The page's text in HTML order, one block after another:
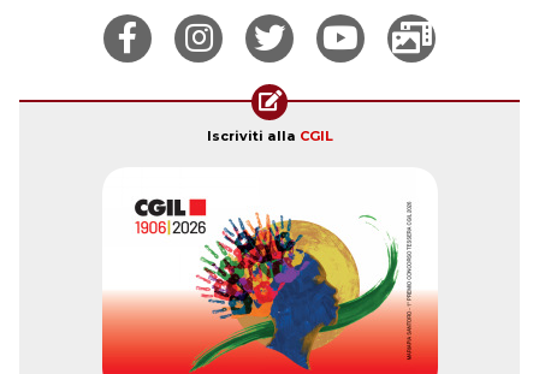
Iscriviti alla CGIL